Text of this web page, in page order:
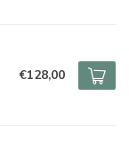
€128,00